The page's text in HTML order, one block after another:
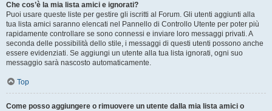
Che cos’è la mia lista amici e ignorati?
Puoi usare queste liste per gestire gli iscritti al Forum. Gli utenti aggiunti alla
tua lista amici saranno elencati nel Pannello di Controllo Utente per poter più
rapidamente controllare se sono connessi e inviare loro messaggi privati. A
seconda delle possibilità dello stile, i messaggi di questi utenti possono anche
essere evidenziati. Se aggiungi un utente alla tua lista ignorati, ogni suo
messaggio sarà nascosto automaticamente.
Top
Come posso aggiungere o rimuovere un utente dalla mia lista amici o